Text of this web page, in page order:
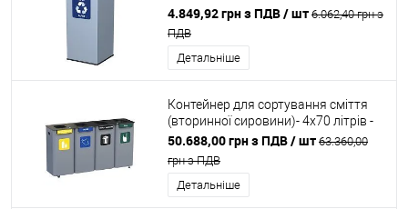
niebieski RAL 5002
4.849,92 грн з ПДВ/ шт 6.062,40 грн з
ПДВ
Детальніше
Контейнер для сортування сміття
(вторинної сировини)- 4х70 літрів -
модульна ALDA MODULAR BIN
50.688,00 грн з ПДВ/ шт 63.360,00
грн з ПДВ
Детальніше